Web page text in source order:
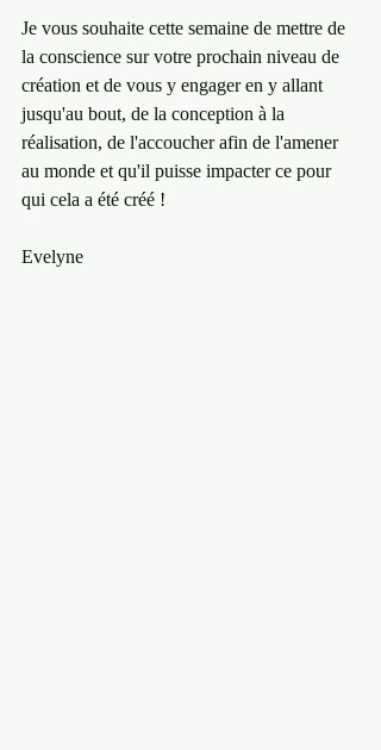
Je vous souhaite cette semaine de mettre de
la conscience sur votre prochain niveau de
création et de vous y engager en y allant
jusqu'au bout, de la conception à la
réalisation, de l'accoucher afin de l'amener
au monde et qu'il puisse impacter ce pour
qui cela a été créé !
Evelyne